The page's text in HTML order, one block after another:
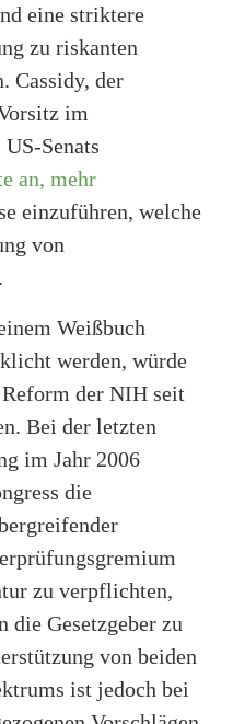
eine striktere
zu riskanten
Cassidy, der
im
US-Senats
an, mehr
einzuführen, welche
von
Weißbuch
werden, würde
der NIH seit
Bei der letzten
im Jahr 2006
die
zu verpflichten,
die Gesetzgeber zu
von beiden
ist jedoch bei